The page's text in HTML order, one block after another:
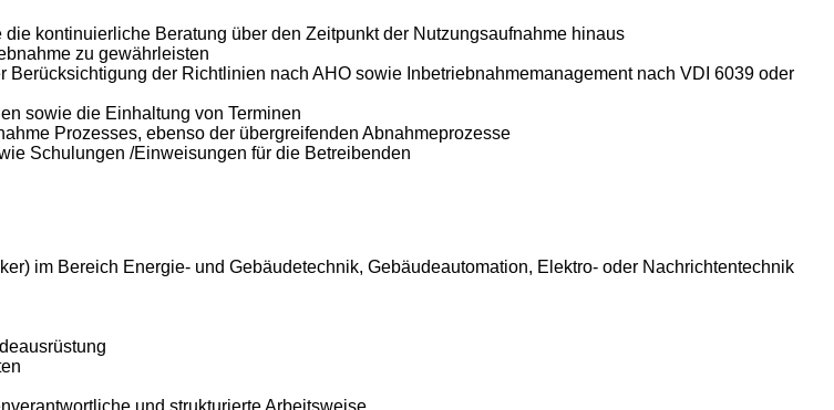
kontinuierliche Beratung über den Zeitpunkt der Nutzungsaufnahme hinaus
zu gewährleisten
der Richtlinien nach AHO sowie Inbetriebnahmemanagement nach VDI 6039 oder
sowie die Einhaltung von Terminen
Prozesses, ebenso der übergreifenden Abnahmeprozesse
Schulungen /Einweisungen für die Betreibenden
im Bereich Energie- und Gebäudetechnik, Gebäudeautomation, Elektro- oder Nachrichtentechnik